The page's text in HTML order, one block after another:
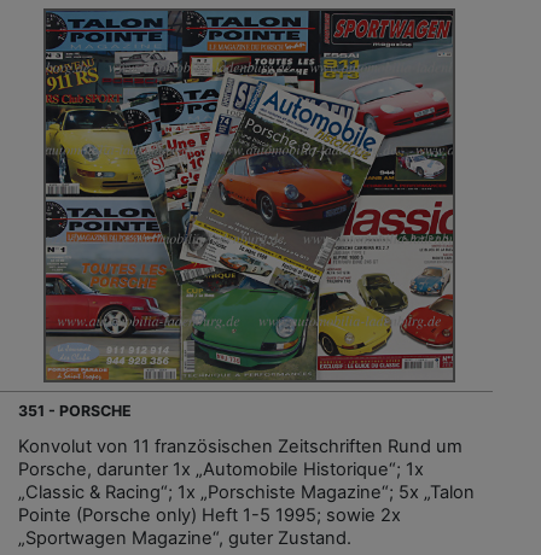
351 - PORSCHE
Konvolut von 11 französischen Zeitschriften Rund um
Porsche, darunter 1x „Automobile Historique“; 1x
„Classic & Racing“; 1x „Porschiste Magazine“; 5x „Talon
Pointe (Porsche only) Heft 1-5 1995; sowie 2x
„Sportwagen Magazine“, guter Zustand.